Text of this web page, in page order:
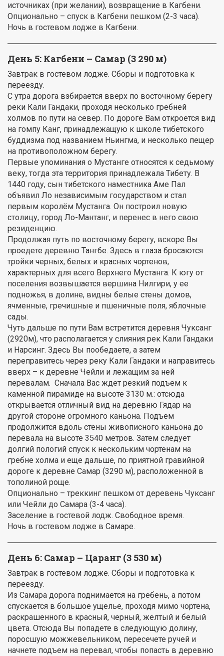
источниках (при желании), возвращение в Кагбени.
Опционально – спуск в Кагбени пешком (2-3 часа).
Ночь в гостевом лодже в Кагбени.
День 5: Кагбени – Самар (3 290 м)
Завтрак в гостевом лодже. Сборы и подготовка к
переезду.
С утра дорога взбирается вверх по восточному берегу
реки Кали Гандаки, проходя несколько гребней
холмов по пути на север. По дороге Вам откроется вид
на гомпу Канг, принадлежащую к школе тибетского
буддизма под названием Ньингма, и несколько пещер
на противоположном берегу.
Первые упоминания о Мустанге относятся к седьмому
веку, тогда эта территория принадлежала Тибету. В
1440 году, сын тибетского наместника Аме Пал
объявил Ло независимым государством и стал
первым королём Мустанга. Он построил новую
столицу, город Ло-Мантанг, и перенес в него свою
резиденцию.
Продолжая путь по восточному берегу, вскоре Вы
проедете деревню Тангбе. Здесь в глаза бросаются
тройки черных, белых и красных чортенов,
характерных для всего Верхнего Мустанга. К югу от
поселения возвышается вершина Нилгири, у ее
подножья, в долине, видны белые стены домов,
ячменные, гречишные и пшеничные поля, яблочные
сады.
Чуть дальше по пути Вам встретится деревня Чуксанг
(2920м), что располагается у слияния рек Кали Гандаки
и Нарсинг. Здесь Вы пообедаете, а затем
переправитесь через реку Кали Гандаки и направитесь
вверх – к деревне Чейли и лежащим за ней
перевалам. Сначала Вас ждет резкий подъем к
каменной пирамиде на высоте 3130 м.: отсюда
открывается отличный вид на деревню Гядар на
другой стороне огромного каньона. Подъем
продолжится вдоль стены живописного каньона до
перевала на высоте 3540 метров. Затем следует
долгий пологий спуск к нескольким чортенам на
гребне холма и еще дальше, по приятной гравийной
дороге к деревне Самар (3290 м), расположенной в
тополиной роще.
Опционально – треккинг пешком от деревень Чуксанг
или Чейли до Самара (3-4 часа).
Заселение в гостевой лодж. Свободное время.
Ночь в гостевом лодже в Самаре.
День 6: Самар – Царанг (3 530 м)
Завтрак в гостевом лодже. Сборы и подготовка к
переезду.
Из Самара дорога поднимается на гребень, а потом
спускается в большое ущелье, проходя мимо чортена,
раскрашенного в красный, черный, желтый и белый
цвета. Отсюда Вы попадете в следующую долину,
поросшую можжевельником, пересечете ручей и
начнете подъем на перевал, чтобы попасть в деревню